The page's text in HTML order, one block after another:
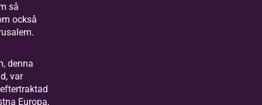
så
också
denna
var
Europa,